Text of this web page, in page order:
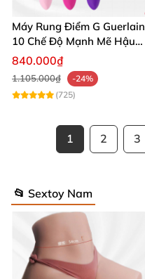
Máy Rung Điểm G Guerlain
10 Chế Độ Mạnh Mẽ Hậu
Môn
840.000₫
1.105.000₫
-24%
(725)
1 2 3
📂 Sextoy Nam